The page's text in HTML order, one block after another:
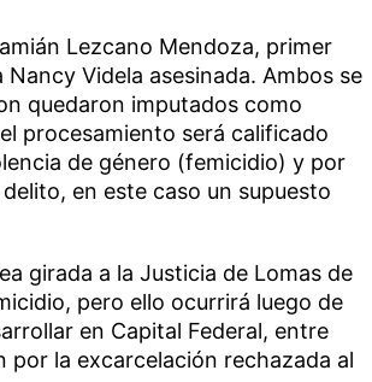
Lezcano Mendoza, primer
Videla asesinada. Ambos se
quedaron imputados como
procesamiento será calificado
de género (femicidio) y por
en este caso un supuesto
girada a la Justicia de Lomas de
pero ello ocurrirá luego de
en Capital Federal, entre
por la excarcelación rechazada al